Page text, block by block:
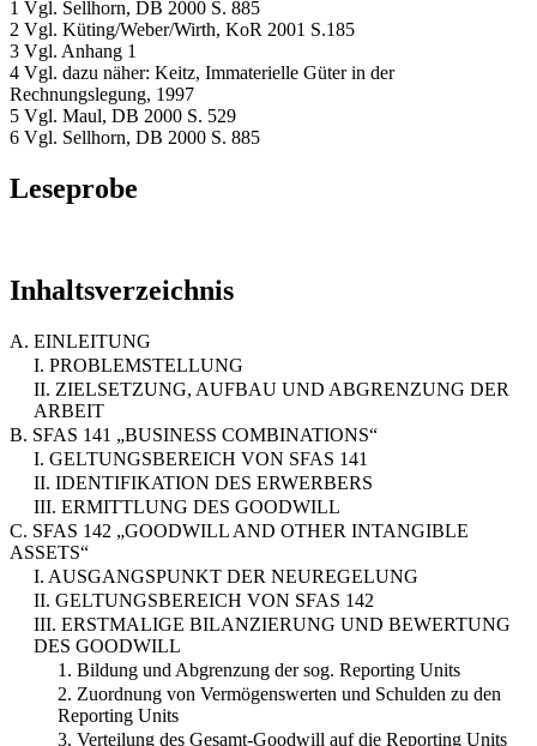
1 Vgl. Sellhorn, DB 2000 S. 885
2 Vgl. Küting/Weber/Wirth, KoR 2001 S.185
3 Vgl. Anhang 1
4 Vgl. dazu näher: Keitz, Immaterielle Güter in der
Rechnungslegung, 1997
5 Vgl. Maul, DB 2000 S. 529
6 Vgl. Sellhorn, DB 2000 S. 885
Leseprobe
Inhaltsverzeichnis
A. EINLEITUNG
I. PROBLEMSTELLUNG
II. ZIELSETZUNG, AUFBAU UND ABGRENZUNG DER
ARBEIT
B. SFAS 141 „BUSINESS COMBINATIONS“
I. GELTUNGSBEREICH VON SFAS 141
II. IDENTIFIKATION DES ERWERBERS
III. ERMITTLUNG DES GOODWILL
C. SFAS 142 „GOODWILL AND OTHER INTANGIBLE
ASSETS“
I. AUSGANGSPUNKT DER NEUREGELUNG
II. GELTUNGSBEREICH VON SFAS 142
III. ERSTMALIGE BILANZIERUNG UND BEWERTUNG
DES GOODWILL
1. Bildung und Abgrenzung der sog. Reporting Units
2. Zuordnung von Vermögenswerten und Schulden zu den
Reporting Units
3. Verteilung des Gesamt-Goodwill auf die Reporting Units